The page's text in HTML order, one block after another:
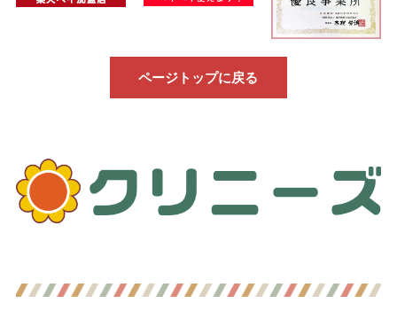
ページトップに戻る